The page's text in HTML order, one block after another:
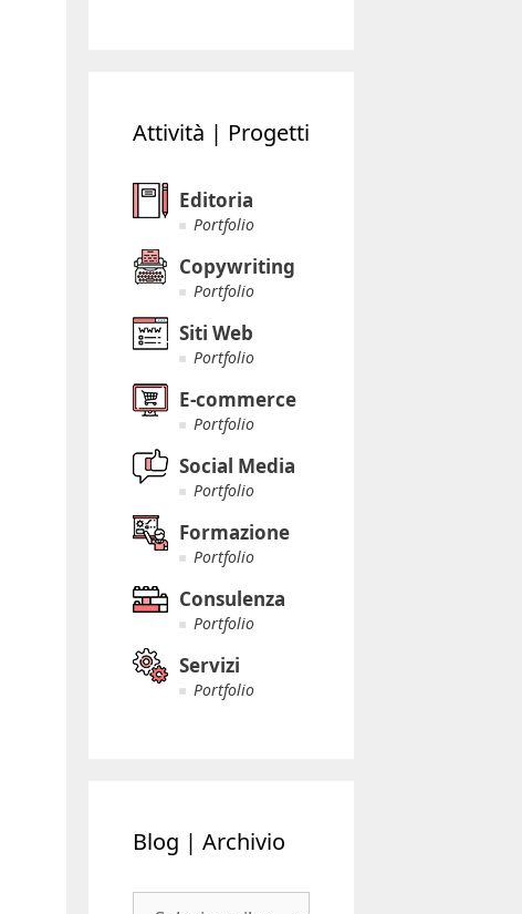
Attività | Progetti
Editoria
Portfolio
Copywriting
Portfolio
Siti Web
Portfolio
E-commerce
Portfolio
Social Media
Portfolio
Formazione
Portfolio
Consulenza
Portfolio
Servizi
Portfolio
Blog | Archivio